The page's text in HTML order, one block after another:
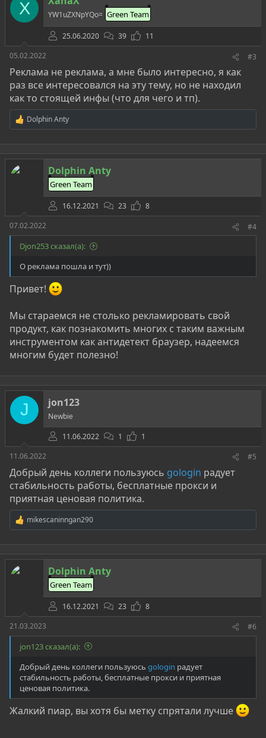
X YW1uZXNpYQo= Green Team
25.06.2020 39
11
05.02.2022
#3
Реклама не реклама, а мне было интересно, я как
раз все интересовался на эту тему, но не находил
как то стоящей инфы (что для чего и тп).
Р
е
а
к
ц
и
Dolphin Anty
Dolphin Anty
Green Team
16.12.2021 23
8
07.02.2022
#4
Djon253 сказал(а):
О реклама пошла и тут))
Привет!
Мы стараемся не столько рекламировать свой
продукт, как познакомить многих с таким важным
инструментом как антидетект браузер, надеемся
многим будет полезно!
J jon123
Newbie
11.06.2022
1
1
11.06.2022
#5
Добрый день коллеги пользуюсь gologin радует
стабильность работы, бесплатные прокси и
приятная ценовая политика.
Р
е
а
ц
и
mikescaninngan290
Dolphin Anty
Green Team
16.12.2021 23
8
21.03.2023
#6
jon123 сказал(а):
Добрый день коллеги пользуюсь gologin радует
стабильность работы, бесплатные прокси и приятная
ценовая политика.
Жалкий пиар, вы хотя бы метку спрятали лучше